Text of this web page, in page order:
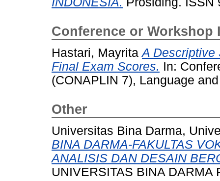
Conference or Workshop
Hastari, Mayrita A Descriptive
Final Exam Scores. In:
(CONAPLIN 7), Language
Other
Universitas Bina Darma,
BINA DARMA-FAKULTAS
ANALISIS DAN DESAIN
UNIVERSITAS BINA DARMA